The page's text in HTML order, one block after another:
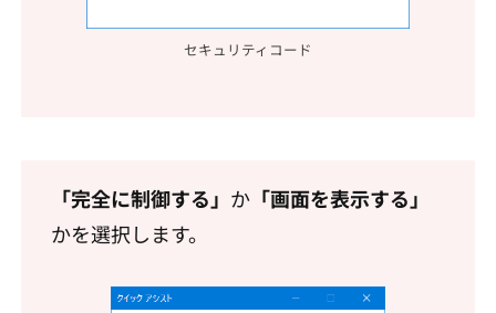
セキュリティコード
「完全に制御する」 か 「画面を表示する」
かを選択します。